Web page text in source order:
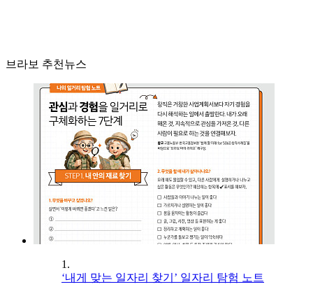
브라보 추천뉴스
1.
‘내게 맞는 일자리 찾기’ 일자리 탐험 노트